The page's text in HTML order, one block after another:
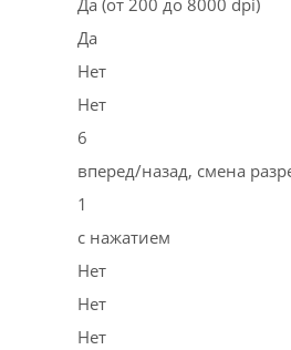
Да (от 200 до 8000 dpi)
Да
Нет
Нет
6
вперед/назад, смена
1
с нажатием
Нет
Нет
Нет